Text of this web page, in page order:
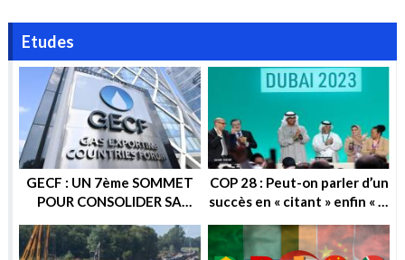
Etudes
GECF : UN 7ème SOMMET
POUR CONSOLIDER SA
ENERGETIQUE
COP 28 : Peut-on parler d’un
succès en « citant » enfin « la
énergies fossiles » ?